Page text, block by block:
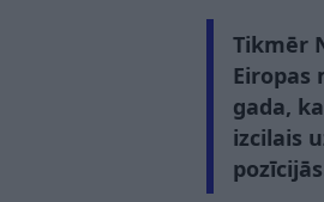
Tikmēr
Eiropas
gada,
izcilais